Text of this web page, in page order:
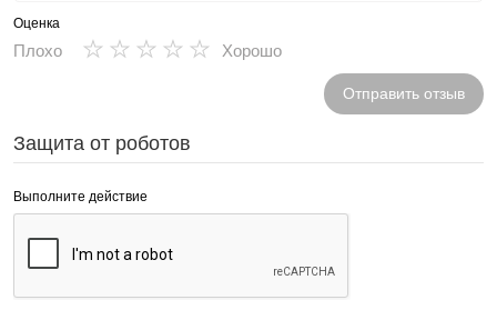
Оценка
Плохо ★
★
★
★
★ Хорошо
Отправить отзыв
Защита от роботов
Выполните действие